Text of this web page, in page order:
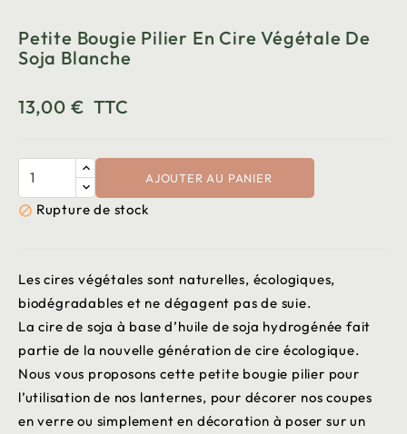
Petite Bougie Pilier En Cire Végétale De
Soja Blanche
13,00 € TTC
AJOUTER AU PANIER
 Rupture de stock
Les cires végétales sont naturelles, écologiques,
biodégradables et ne dégagent pas de suie.
La cire de soja à base d’huile de soja hydrogénée fait
partie de la nouvelle génération de cire écologique.
Nous vous proposons cette petite bougie pilier pour
l’utilisation de nos lanternes, pour décorer nos coupes
en verre ou simplement en décoration à poser sur un